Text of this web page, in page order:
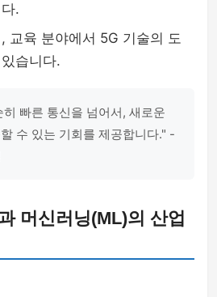
.
교육 분야에서 5G 기술의 도
습니다.
빠른 통신을 넘어서, 새로운
수 있는 기회를 제공합니다." -
머신러닝(ML)의 산업